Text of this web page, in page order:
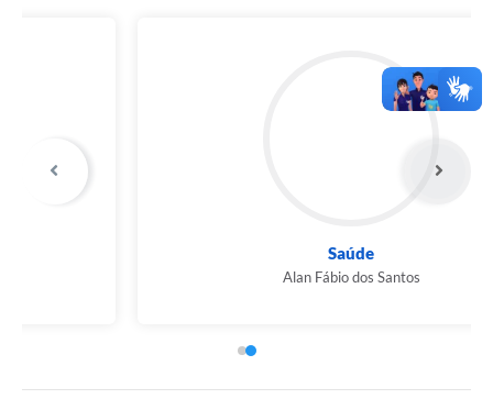
Alan Fábio dos Santos